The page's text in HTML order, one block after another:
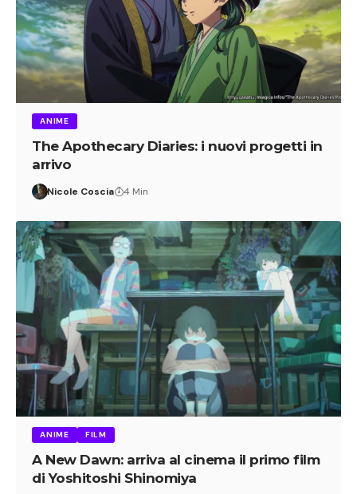
ANIME
The Apothecary Diaries: i nuovi progetti in
arrivo
Nicole Coscia 4 Min
ANIME FILM
A New Dawn: arriva al cinema il primo film
di Yoshitoshi Shinomiya